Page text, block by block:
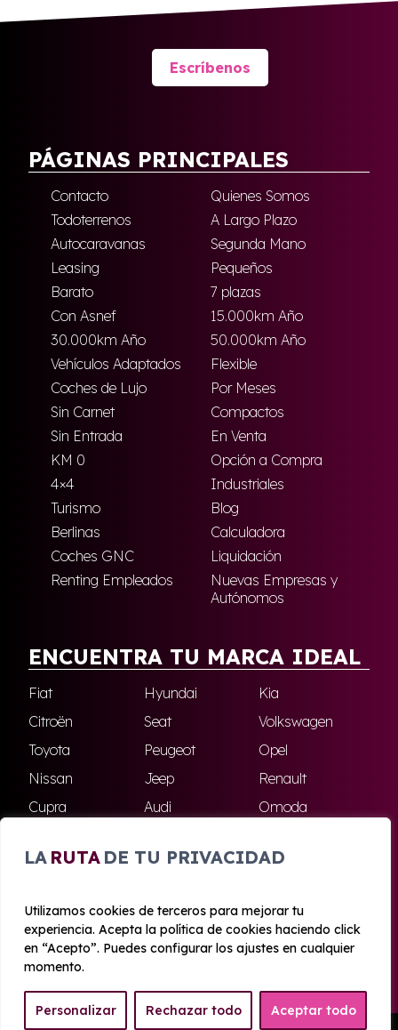
LA RUTA DE TU PRIVACIDAD
Utilizamos cookies de terceros para mejorar tu
experiencia. Acepta la política de cookies haciendo click
en “Acepto”. Puedes configurar los ajustes en cualquier
momento.
Personalizar Rechazar todo Aceptar todo
Escríbenos
PÁGINAS PRINCIPALES
Contacto
Quienes Somos
Todoterrenos
A Largo Plazo
Autocaravanas
Segunda Mano
Leasing
Pequeños
Barato
7 plazas
Con Asnef
15.000km Año
30.000km Año
50.000km Año
Vehículos Adaptados
Flexible
Coches de Lujo
Por Meses
Sin Carnet
Compactos
Sin Entrada
En Venta
KM 0
Opción a Compra
4×4
Industriales
Turismo
Blog
Berlinas
Calculadora
Coches GNC
Liquidación
Renting Empleados
Nuevas Empresas y
Autónomos
ENCUENTRA TU MARCA IDEAL
Fiat Hyundai
Kia
Citroën
Seat
Volkswagen
Toyota
Peugeot
Opel
Nissan
Jeep
Renault
Cupra
Audi
Omoda
Skoda
Ford Todas las marcas
© 2020 - 2026 Azahara Renting
Aviso legal y Privacidad